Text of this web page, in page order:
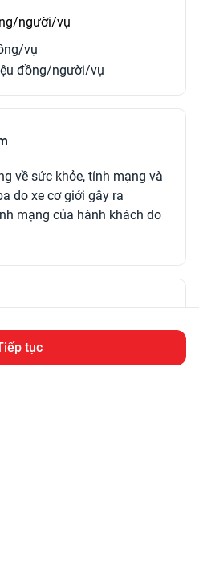
người/vụ
vụ
đồng/người/vụ
về sức khỏe, tính mạng và
do xe cơ giới gây ra
mạng của hành khách do
thông và hoạt động trên
tục